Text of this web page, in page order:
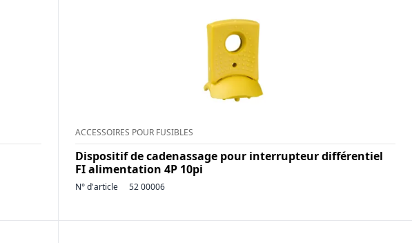
ACCESSOIRES POUR FUSIBLES
Dispositif de cadenassage pour interrupteur différentiel
FI alimentation 4P 10pi
N° d'article 52 00006